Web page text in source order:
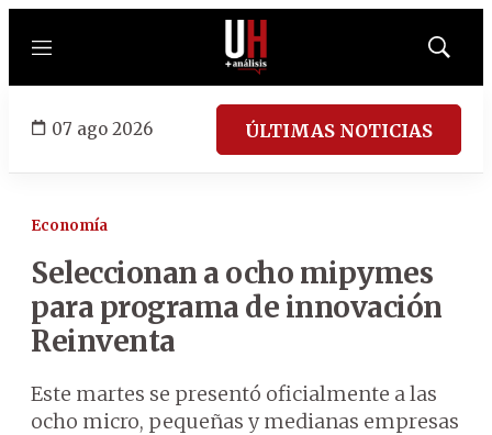
Menú
Mostrar
07 ago 2026 ÚLTIMAS NOTICIAS
Economía
Seleccionan a ocho mipymes
para programa de innovación
Reinventa
Este martes se presentó oficialmente a las
ocho micro, pequeñas y medianas empresas